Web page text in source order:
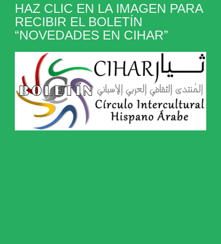
HAZ CLIC EN LA IMAGEN PARA
RECIBIR EL BOLETÍN
“NOVEDADES EN CIHAR”